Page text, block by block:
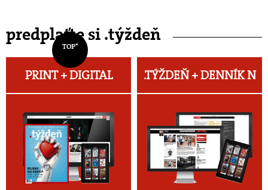
predplaťte si .týždeň
TOP*
PRINT + DIGITAL .TÝŽDEŇ +DENNÍK N